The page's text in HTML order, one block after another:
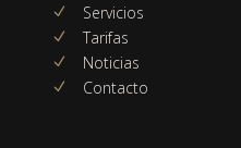
N Servicios
N Tarifas
N Noticias
N Contacto